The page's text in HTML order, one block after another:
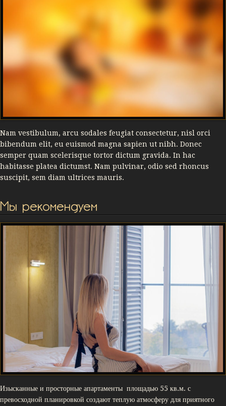
Nam vestibulum, arcu sodales feugiat consectetur, nisl orci
bibendum elit, eu euismod magna sapien ut nibh. Donec
semper quam scelerisque tortor dictum gravida. In hac
habitasse platea dictumst. Nam pulvinar, odio sed rhoncus
suscipit, sem diam ultrices mauris.
Мы рекомендуем
Изысканные и просторные апартаменты площадью 55 кв.м. с
превосходной планировкой создают теплую атмосферу для приятного